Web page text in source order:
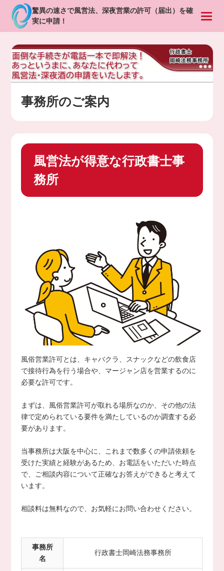
驚異の速さで風営法、深夜営業の許可（届出）を確
実に申請！
事務所のご案内
風営法が得意な行政書士事
務所
風俗営業許可とは、キャバクラ、スナックなどの飲食店
で接待行為を行う場合や、マージャン店を営業するのに
必要な許可です。
まずは、風俗営業許可が取れる場所なのか、その他の法
律で定められている要件を満たしているのか調査する必
要があります。
当事務所は大阪を中心に、これまで数多くの申請依頼を
受けた実績と経験があるため、お電話をいただいた時点
で、ご相談内容について正確なお答えができると考えて
います。
相談料は無料なので、お気軽にお問い合わせください。
事務所
名
行政書士岡崎法務事務所